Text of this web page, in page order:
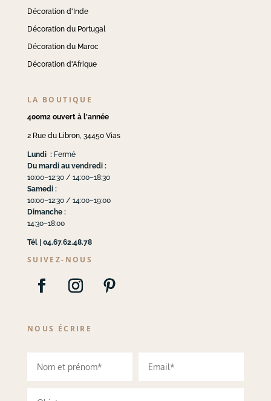
Décoration d'Inde
Décoration du Portugal
Décoration du Maroc
Décoration d'Afrique
LA BOUTIQUE
400m2 ouvert à l'année
2 Rue du Libron, 34450 Vias
Lundi :Fermé
Du mardi au vendredi :
10:00–12:30 / 14:00–18:30
Samedi :
10:00–12:30 / 14:00–19:00
Dimanche :
14:30–18:00
Tél | 04.67.62.48.78
SUIVEZ-NOUS
NOUS ÉCRIRE